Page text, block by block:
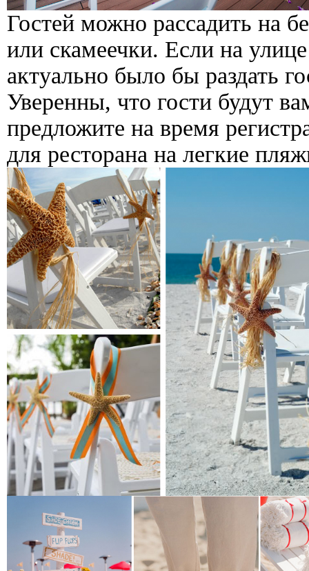
Гостей можно рассадить на
или скамеечки. Если на
актуально было бы раздать
Уверенны, что гости будут
предложите на время
для ресторана на легкие